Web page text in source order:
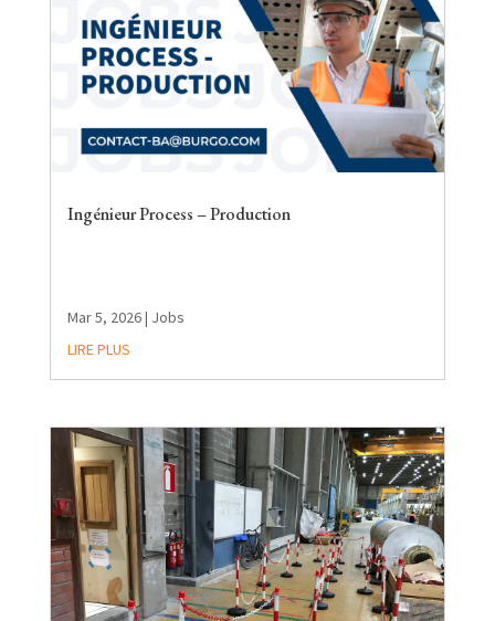
Ingénieur Process – Production
Mar 5, 2026| Jobs
LIRE PLUS